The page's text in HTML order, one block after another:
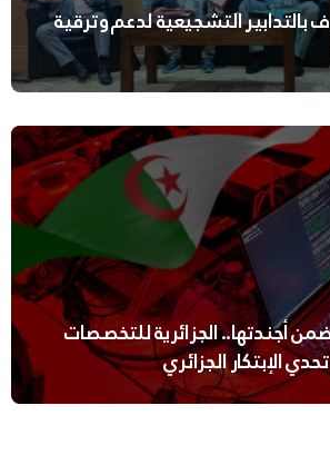
التشجيعية لدعم وترقية
ضمن أجندتها.. الجزائرية للتخصصات
الإبتكار الجزائري